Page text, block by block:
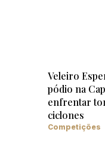
Veleiro
pódio na
enfrentar
ciclones
Competições